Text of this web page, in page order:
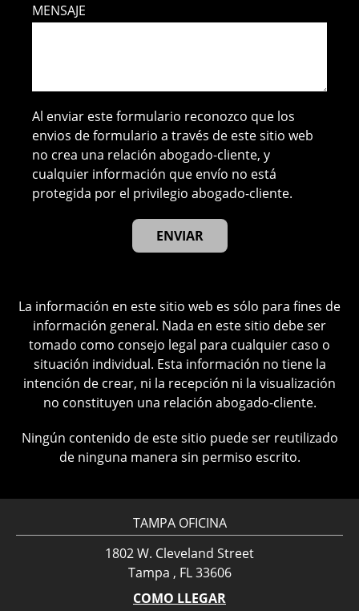
MENSAJE
Al enviar este formulario reconozco que los
envios de formulario a través de este sitio web
no crea una relación abogado-cliente, y
cualquier información que envío no está
protegida por el privilegio abogado-cliente.
La información en este sitio web es sólo para fines de
información general. Nada en este sitio debe ser
tomado como consejo legal para cualquier caso o
situación individual. Esta información no tiene la
intención de crear, ni la recepción ni la visualización
no constituyen una relación abogado-cliente.
Ningún contenido de este sitio puede ser reutilizado
de ninguna manera sin permiso escrito.
TAMPA OFICINA
1802 W. Cleveland Street
Tampa , FL 33606
COMO LLEGAR